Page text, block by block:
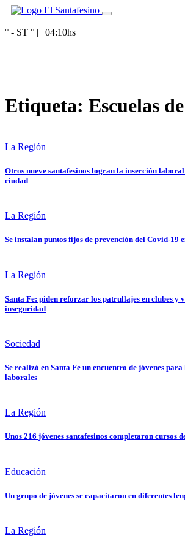
° - ST ° | | 04:10hs
Etiqueta: Escuelas
La Región
Otros nueve santafesinos logran la inserción laboral
ciudad
La Región
Se instalan puntos fijos de prevención del Covid-19
La Región
Santa Fe: piden reforzar los patrullajes en clubes y
inseguridad
Sociedad
Se realizó en Santa Fe un encuentro de jóvenes
laborales
La Región
Unos 216 jóvenes santafesinos completaron cursos
Educación
Un grupo de jóvenes se capacitaron en diferentes
La Región